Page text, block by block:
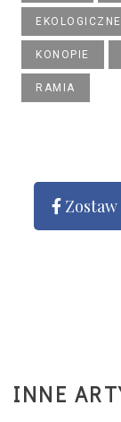
KONOPIE
RAMIA
INNE